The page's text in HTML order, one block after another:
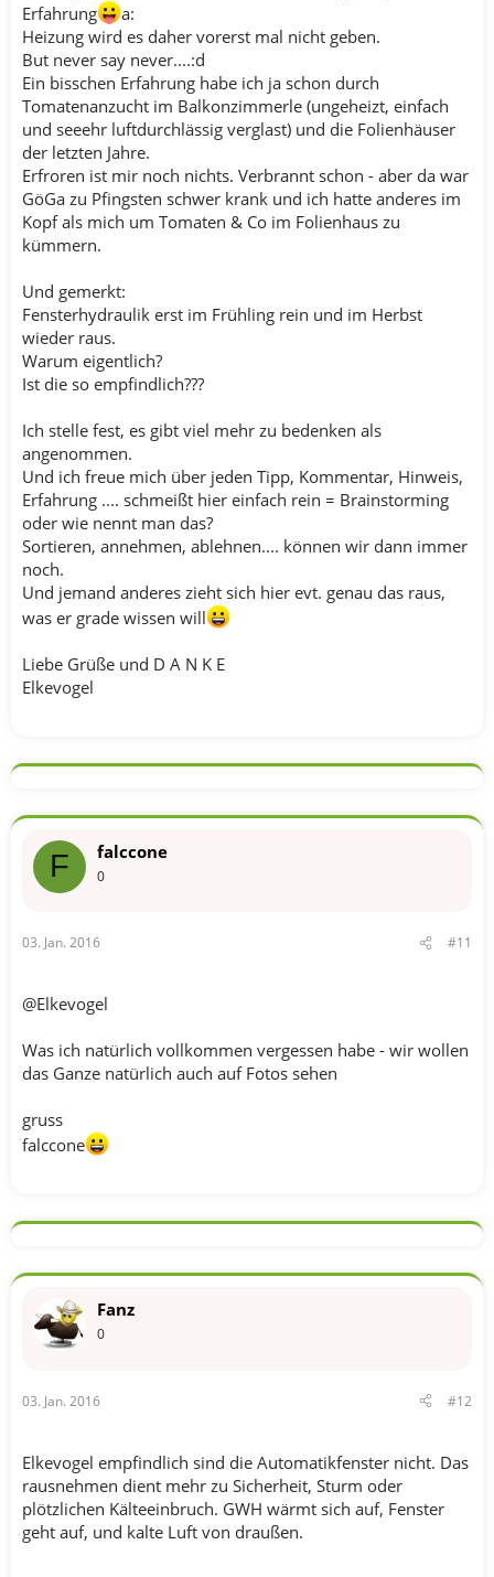
Erfahrung
a:
Heizung wird es daher vorerst mal nicht geben.
But never say never....:d
Ein bisschen Erfahrung habe ich ja schon durch
Tomatenanzucht im Balkonzimmerle (ungeheizt, einfach
und seeehr luftdurchlässig verglast) und die Folienhäuser
der letzten Jahre.
Erfroren ist mir noch nichts. Verbrannt schon - aber da war
GöGa zu Pfingsten schwer krank und ich hatte anderes im
Kopf als mich um Tomaten & Co im Folienhaus zu
kümmern.
Und gemerkt:
Fensterhydraulik erst im Frühling rein und im Herbst
wieder raus.
Warum eigentlich?
Ist die so empfindlich???
Ich stelle fest, es gibt viel mehr zu bedenken als
angenommen.
Und ich freue mich über jeden Tipp, Kommentar, Hinweis,
Erfahrung .... schmeißt hier einfach rein = Brainstorming
oder wie nennt man das?
Sortieren, annehmen, ablehnen.... können wir dann immer
noch.
Und jemand anderes zieht sich hier evt. genau das raus,
was er grade wissen will
Liebe Grüße und D A N K E
Elkevogel
F falccone
0
03. Jan. 2016 #11
@Elkevogel
Was ich natürlich vollkommen vergessen habe - wir wollen
das Ganze natürlich auch auf Fotos sehen
gruss
falccone
Fanz
0
03. Jan. 2016 #12
Elkevogel empfindlich sind die Automatikfenster nicht. Das
rausnehmen dient mehr zu Sicherheit, Sturm oder
plötzlichen Kälteeinbruch. GWH wärmt sich auf, Fenster
geht auf, und kalte Luft von draußen.